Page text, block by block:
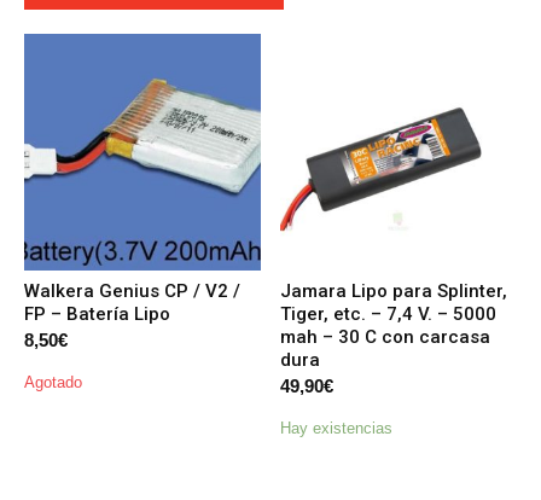
Walkera Genius CP / V2 /
FP – Batería Lipo
8,50€
Agotado
Jamara Lipo para Splinter,
Tiger, etc. – 7,4 V. – 5000
mah – 30 C con carcasa
dura
49,90€
Hay existencias